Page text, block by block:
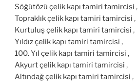
Söğütözü çelik kapı tamiri tamircisi ,
Topraklık çelik kapı tamiri tamircisi ,
Kurtuluş çelik kapı tamiri tamircisi ,
Yıldız çelik kapı tamiri tamircisi ,
100. Yıl çelik kapı tamiri tamircisi ,
Akyurt çelik kapı tamiri tamircisi ,
Altındağ çelik kapı tamiri tamircisi ,